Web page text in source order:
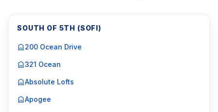
SOUTH OF 5TH (SOFI)
200 Ocean Drive
321 Ocean
Absolute Lofts
Apogee